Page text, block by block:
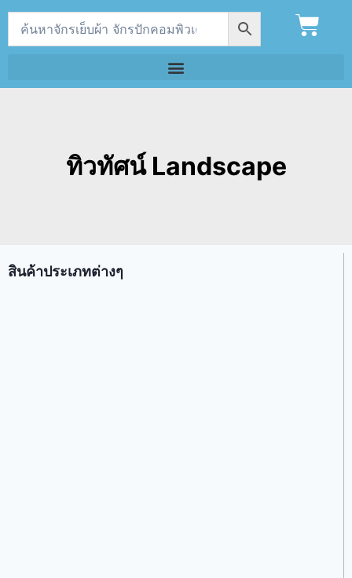
ทิวทัศน์ Landscape
สินค้าประเภทต่างๆ